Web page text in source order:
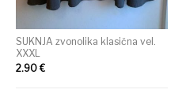
SUKNJA zvonolika klasična vel.
XXXL
2.90€